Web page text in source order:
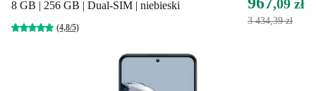
8 GB | 256 GB | Dual-SIM | niebieski
(4,8/5)
,09 zł
3 434,39 zł